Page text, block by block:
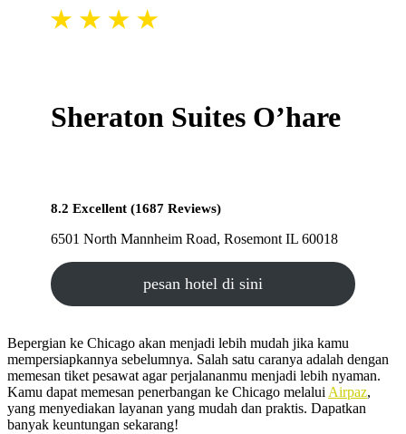
Sheraton Suites O’hare
8.2 Excellent (1687 Reviews)
6501 North Mannheim Road, Rosemont IL 60018
pesan hotel di sini
Bepergian ke Chicago akan menjadi lebih mudah jika kamu
mempersiapkannya sebelumnya. Salah satu caranya adalah dengan
memesan tiket pesawat agar perjalananmu menjadi lebih nyaman.
Kamu dapat memesan penerbangan ke Chicago melalui Airpaz,
yang menyediakan layanan yang mudah dan praktis. Dapatkan
banyak keuntungan sekarang!